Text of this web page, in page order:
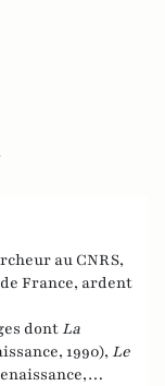
au CNRS,
France, ardent
dont La
1990), Le